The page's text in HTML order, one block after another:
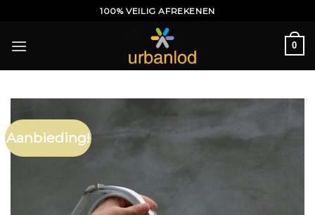
inhoud
100% VEILIG AFREKENEN
0
Aanbieding!